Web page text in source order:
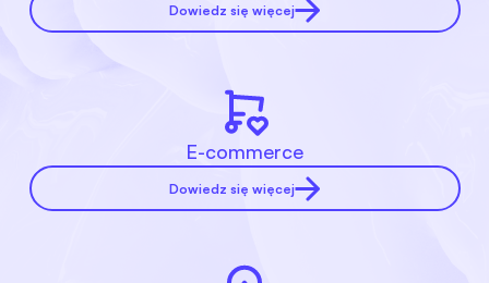
Dowiedz się więcej
E-commerce
Dowiedz się więcej